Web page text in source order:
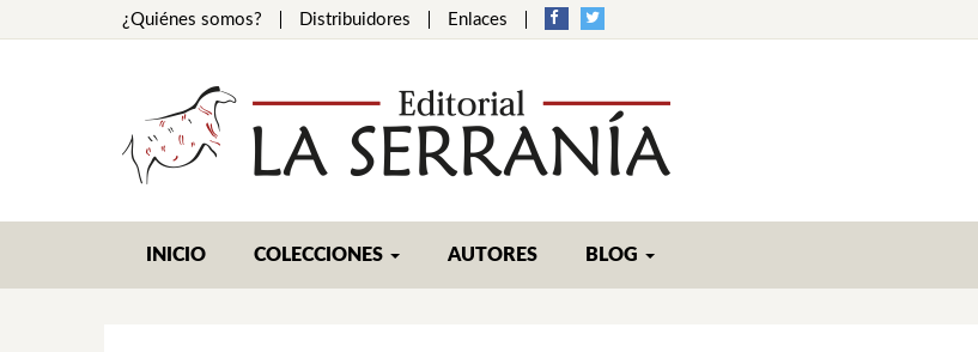
¿Quiénes somos? Distribuidores Enlaces
INICIO COLECCIONES AUTORES BLOG